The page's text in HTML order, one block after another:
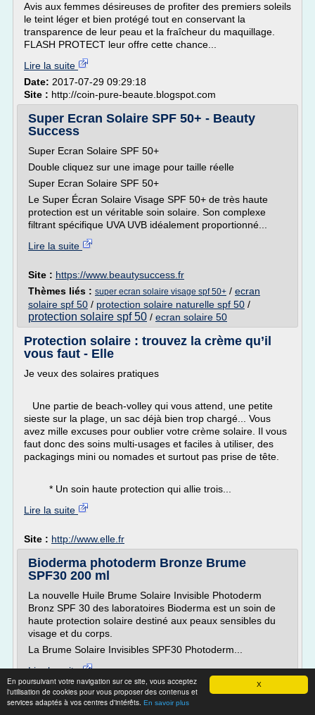
X
En poursuivant votre navigation sur ce site, vous acceptez
l'utilisation de cookies pour vous proposer des contenus et
services adaptés à vos centres d'intérêts. En savoir plus
Avis aux femmes désireuses de profiter des premiers soleils
le teint léger et bien protégé tout en conservant la
transparence de leur peau et la fraîcheur du maquillage.
FLASH PROTECT leur offre cette chance...
Lire la suite
Date: 2017-07-29 09:29:18
Site : http://coin-pure-beaute.blogspot.com
Super Ecran Solaire SPF 50+ - Beauty
Success
Super Ecran Solaire SPF 50+
Double cliquez sur une image pour taille réelle
Super Ecran Solaire SPF 50+
Le Super Écran Solaire Visage SPF 50+ de très haute
protection est un véritable soin solaire. Son complexe
filtrant spécifique UVA UVB idéalement proportionné...
Lire la suite
Site : https://www.beautysuccess.fr
Thèmes liés : super ecran solaire visage spf 50+ / ecran
solaire spf 50 / protection solaire naturelle spf 50 /
protection solaire spf 50 / ecran solaire 50
Protection solaire : trouvez la crème qu’il
vous faut - Elle
Je veux des solaires pratiques
Une partie de beach-volley qui vous attend, une petite
sieste sur la plage, un sac déjà bien trop chargé... Vous
avez mille excuses pour oublier votre crème solaire. Il vous
faut donc des soins multi-usages et faciles à utiliser, des
packagings mini ou nomades et surtout pas prise de tête.
* Un soin haute protection qui allie trois...
Lire la suite
Site : http://www.elle.fr
Bioderma photoderm Bronze Brume
SPF30 200 ml
La nouvelle Huile Brume Solaire Invisible Photoderm
Bronz SPF 30 des laboratoires Bioderma est un soin de
haute protection solaire destiné aux peaux sensibles du
visage et du corps.
La Brume Solaire Invisibles SPF30 Photoderm...
Lire la suite
Site :https://www.pharmaciepolygone.com